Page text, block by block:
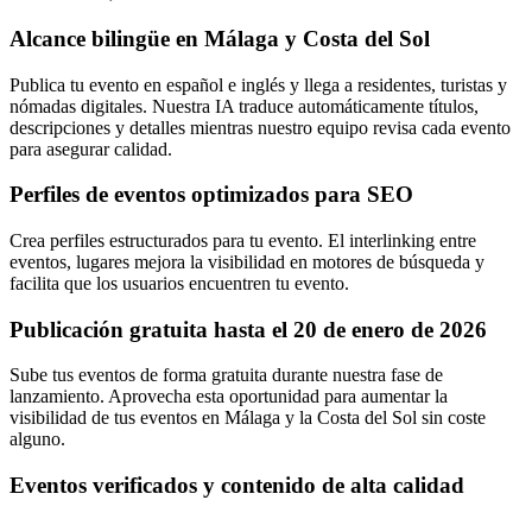
Alcance bilingüe en Málaga y Costa del Sol
Publica tu evento en español e inglés y llega a residentes, turistas y
nómadas digitales. Nuestra IA traduce automáticamente títulos,
descripciones y detalles mientras nuestro equipo revisa cada evento
para asegurar calidad.
Perfiles de eventos optimizados para SEO
Crea perfiles estructurados para tu evento. El interlinking entre
eventos, lugares mejora la visibilidad en motores de búsqueda y
facilita que los usuarios encuentren tu evento.
Publicación gratuita hasta el 20 de enero de 2026
Sube tus eventos de forma gratuita durante nuestra fase de
lanzamiento. Aprovecha esta oportunidad para aumentar la
visibilidad de tus eventos en Málaga y la Costa del Sol sin coste
alguno.
Eventos verificados y contenido de alta calidad